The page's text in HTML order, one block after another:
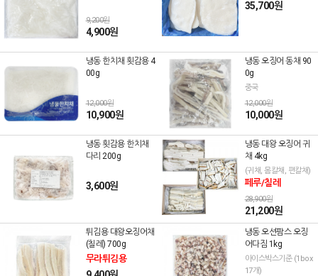
9,200원
4,900원
35,700원
냉동 한치채 횟감용 4
00g
12,000원
10,900원
냉동 오징어 동채 90
0g
중국
12,000원
10,000원
냉동 횟감용 한치채
다리 200g
3,600원
냉동 대왕 오징어 귀
채 4kg
(귀채, 몸칼채, 편칼채)
페루/칠레
28,900원
21,200원
튀김용 대왕오징어채
(칠레) 700g
무라튀김용
냉동 오션팜스 오징
어다짐 1kg
아이스박스기준 (1box
17개)